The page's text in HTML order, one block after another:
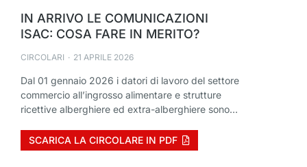
IN ARRIVO LE COMUNICAZIONI
ISAC: COSA FARE IN MERITO?
CIRCOLARI 21 APRILE 2026
Dal 01 gennaio 2026 i datori di lavoro del settore
commercio all’ingrosso alimentare e strutture
ricettive alberghiere ed extra-alberghiere sono…
SCARICA LA CIRCOLARE IN PDF